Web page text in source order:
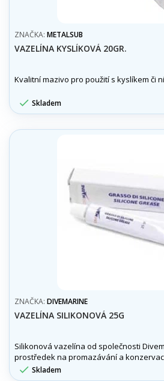
ZNAČKA: METALSUB
VAZELÍNA KYSLÍKOVÁ 20GR.
Kvalitní mazivo pro použití s kyslíkem či
 Skladem
ZNAČKA: DIVEMARINE
VAZELÍNA SILIKONOVÁ 25G
Silikonová vazelína od společnosti
prostředek na promazávání a
 Skladem